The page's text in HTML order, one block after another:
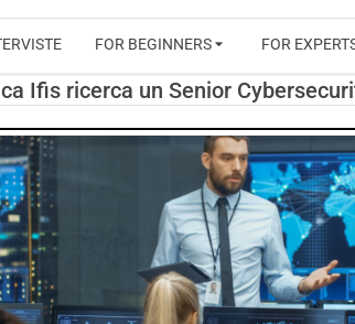
RIVISTA
TRENDS
FOR BEGINNERS FOR
Ifis ricerca un Senior